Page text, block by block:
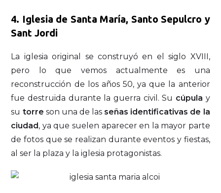
4. Iglesia de Santa María, Santo Sepulcro y
Sant Jordi
La iglesia original se construyó en el siglo XVIII,
pero lo que vemos actualmente es una
reconstrucción de los años 50, ya que la anterior
fue destruida durante la guerra civil. Su cúpula y
su torre son una de las señas identificativas de la
ciudad , ya que suelen aparecer en la mayor parte
de fotos que se realizan durante eventos y fiestas,
al ser la plaza y la iglesia protagonistas.